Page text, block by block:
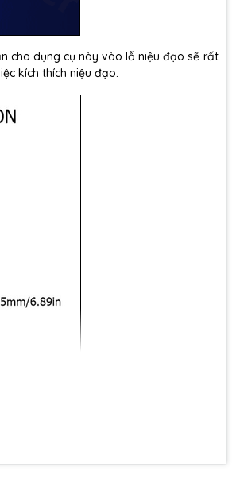
cho dụng cụ này vào lỗ niệu đạo sẽ rất
kích thích niệu đạo.